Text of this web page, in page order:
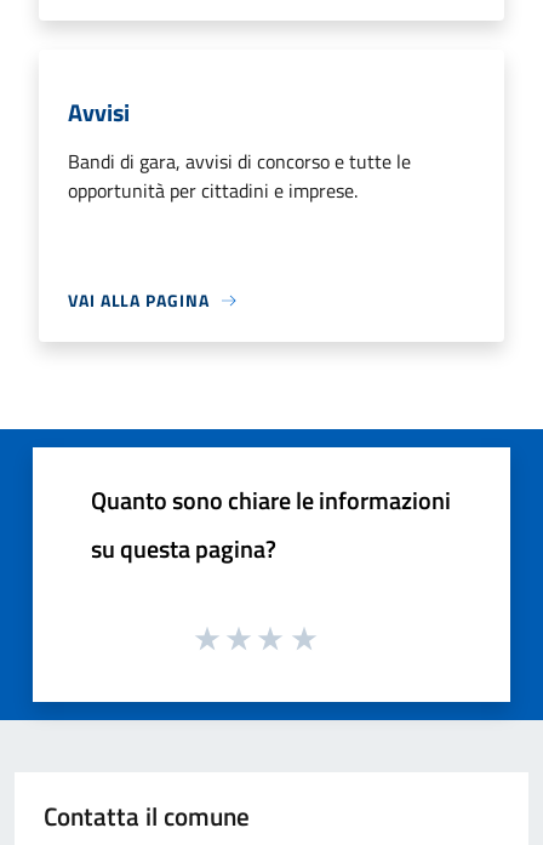
Avvisi
Bandi di gara, avvisi di concorso e tutte le
opportunità per cittadini e imprese.
VAI ALLA PAGINA
Quanto sono chiare le informazioni
su questa pagina?
Contatta il comune